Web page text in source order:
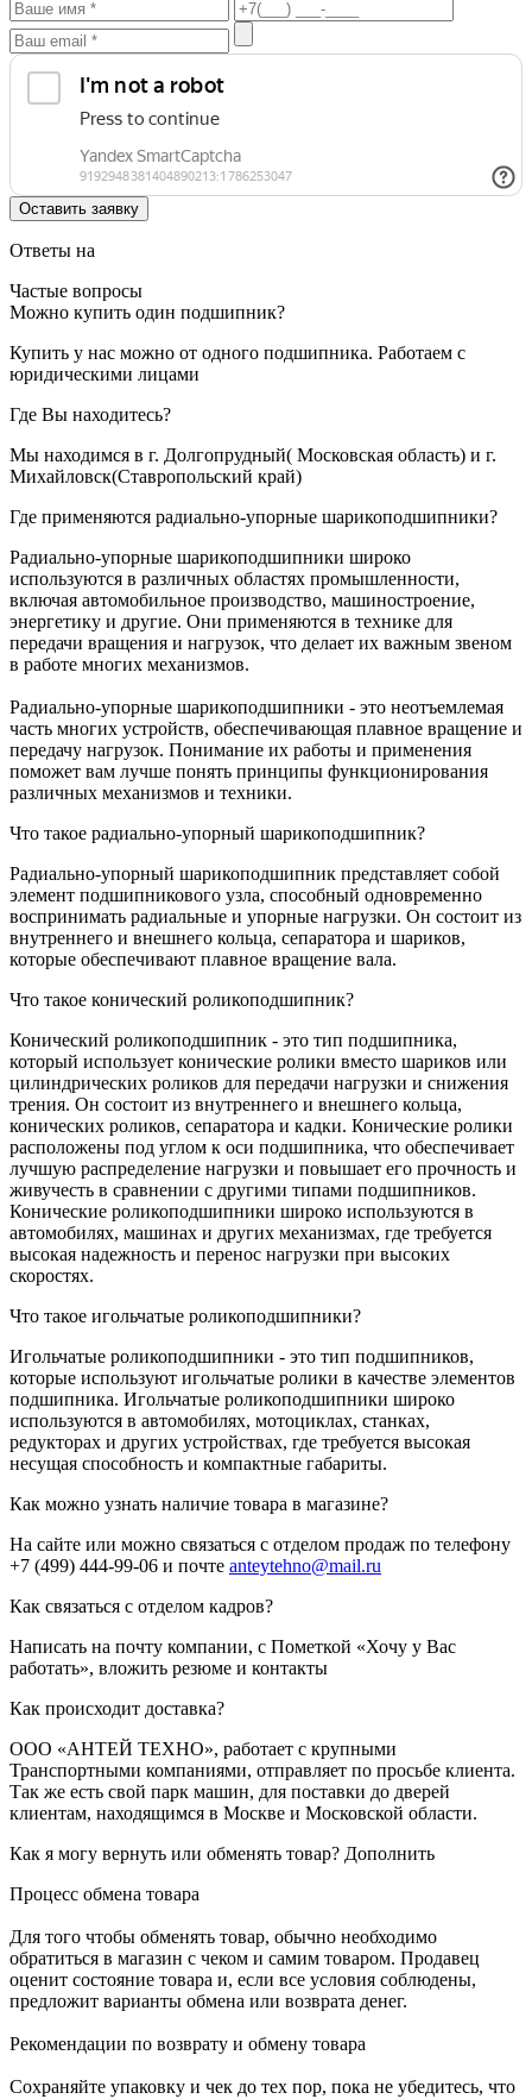
Ответы на
Частые вопросы
Можно купить один подшипник?
Купить у нас можно от одного подшипника. Работаем с
юридическими лицами
Где Вы находитесь?
Мы находимся в г. Долгопрудный( Московская область) и г.
Михайловск(Ставропольский край)
Где применяются радиально-упорные шарикоподшипники?
Радиально-упорные шарикоподшипники широко
используются в различных областях промышленности,
включая автомобильное производство, машиностроение,
энергетику и другие. Они применяются в технике для
передачи вращения и нагрузок, что делает их важным звеном
в работе многих механизмов.
Радиально-упорные шарикоподшипники - это неотъемлемая
часть многих устройств, обеспечивающая плавное вращение и
передачу нагрузок. Понимание их работы и применения
поможет вам лучше понять принципы функционирования
различных механизмов и техники.
Что такое радиально-упорный шарикоподшипник?
Радиально-упорный шарикоподшипник представляет собой
элемент подшипникового узла, способный одновременно
воспринимать радиальные и упорные нагрузки. Он состоит из
внутреннего и внешнего кольца, сепаратора и шариков,
которые обеспечивают плавное вращение вала.
Что такое конический роликоподшипник?
Конический роликоподшипник - это тип подшипника,
который использует конические ролики вместо шариков или
цилиндрических роликов для передачи нагрузки и снижения
трения. Он состоит из внутреннего и внешнего кольца,
конических роликов, сепаратора и кадки. Конические ролики
расположены под углом к оси подшипника, что обеспечивает
лучшую распределение нагрузки и повышает его прочность и
живучесть в сравнении с другими типами подшипников.
Конические роликоподшипники широко используются в
автомобилях, машинах и других механизмах, где требуется
высокая надежность и перенос нагрузки при высоких
скоростях.
Что такое игольчатые роликоподшипники?
Игольчатые роликоподшипники - это тип подшипников,
которые используют игольчатые ролики в качестве элементов
подшипника. Игольчатые роликоподшипники широко
используются в автомобилях, мотоциклах, станках,
редукторах и других устройствах, где требуется высокая
несущая способность и компактные габариты.
Как можно узнать наличие товара в магазине?
На сайте или можно связаться с отделом продаж по телефону
+7 (499) 444-99-06 и почте anteytehno@mail.ru
Как связаться с отделом кадров?
Написать на почту компании, с Пометкой «Хочу у Вас
работать», вложить резюме и контакты
Как происходит доставка?
ООО «АНТЕЙ ТЕХНО», работает с крупными
Транспортными компаниями, отправляет по просьбе клиента.
Так же есть свой парк машин, для поставки до дверей
клиентам, находящимся в Москве и Московской области.
Как я могу вернуть или обменять товар? Дополнить
Процесс обмена товара
Для того чтобы обменять товар, обычно необходимо
обратиться в магазин с чеком и самим товаром. Продавец
оценит состояние товара и, если все условия соблюдены,
предложит варианты обмена или возврата денег.
Рекомендации по возврату и обмену товара
Сохраняйте упаковку и чек до тех пор, пока не убедитесь, что